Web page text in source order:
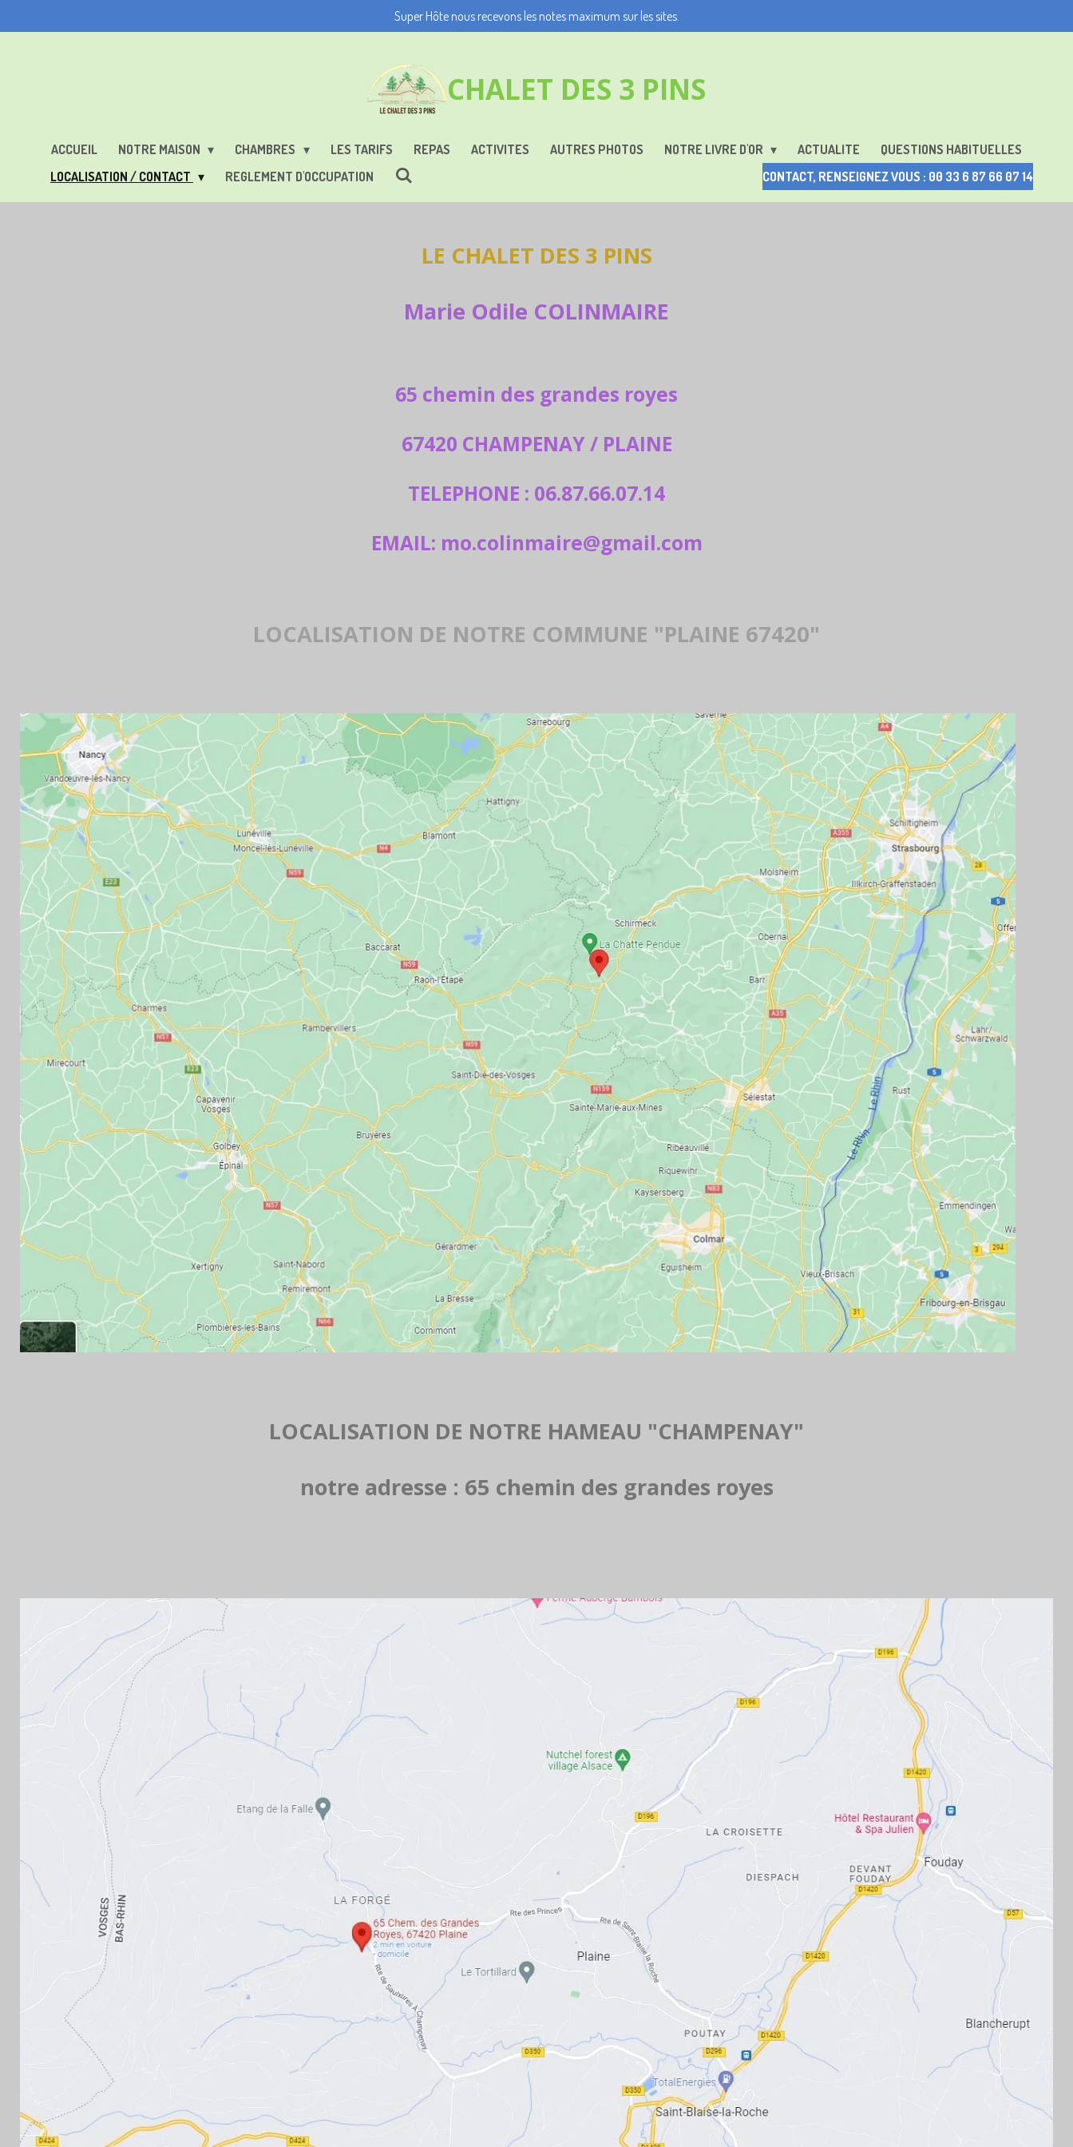
au
Super Hôte nous recevons les notes maximum sur les sites.
CHALET DES 3 PINS
ACCUEIL NOTRE MAISON CHAMBRES LES TARIFS REPAS ACTIVITES AUTRES PHOTOS NOTRE LIVRE D'OR ACTUALITE
QUESTIONS HABITUELLES
LOCALISATION / CONTACT
REGLEMENT D'OCCUPATION CONTACT, RENSEIGNEZ VOUS : 00 33 6 87 66 07 14
LE CHALET DES 3 PINS
Marie Odile COLINMAIRE
65 chemin des grandes royes
67420 CHAMPENAY / PLAINE
TELEPHONE : 06.87.66.07.14
EMAIL: mo.colinmaire@gmail.com
LOCALISATION DE NOTRE COMMUNE "PLAINE 67420"
LOCALISATION DE NOTRE HAMEAU "CHAMPENAY"
notre adresse : 65 chemin des grandes royes